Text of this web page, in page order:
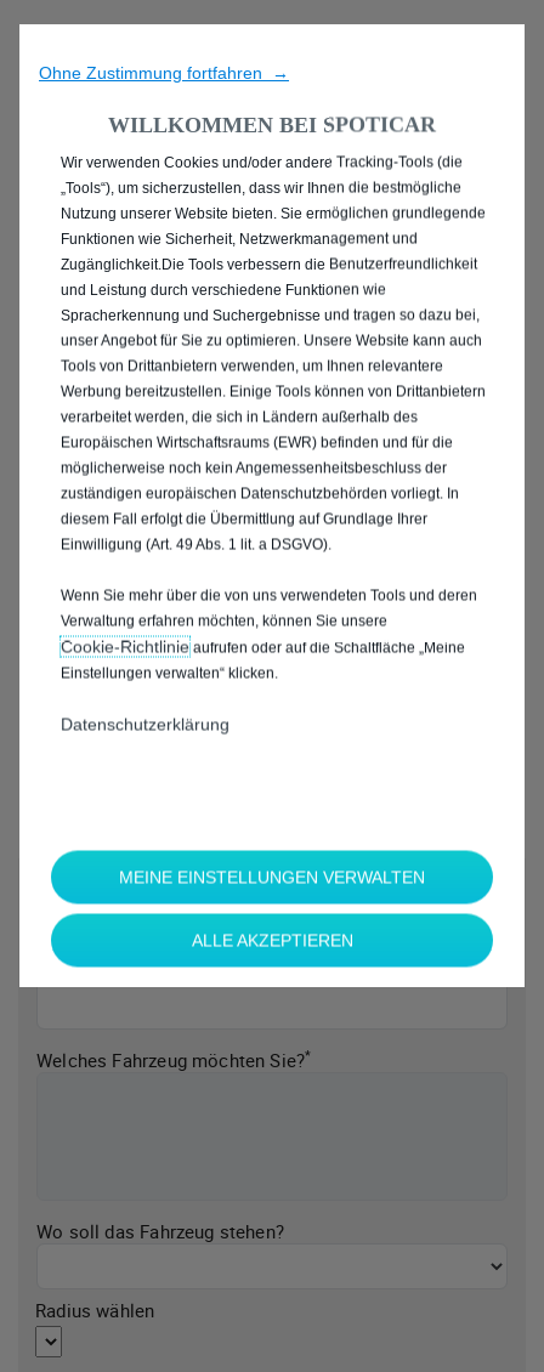
ENTDECKEN SIE ALLE
PEUGEOT 2008 IN
LANGENHAGEN
Welche Marke möchten Sie?*
Welches Fahrzeug möchten Sie?*
Wo soll das Fahrzeug stehen?
Radius wählen
Ohne Zustimmung fortfahren →
WILLKOMMEN BEI SPOTICAR
Wir verwenden Cookies und/oder andere Tracking-Tools (die
„Tools“), um sicherzustellen, dass wir Ihnen die bestmögliche
Nutzung unserer Website bieten. Sie ermöglichen grundlegende
Funktionen wie Sicherheit, Netzwerkmanagement und
Zugänglichkeit.Die Tools verbessern die Benutzerfreundlichkeit
und Leistung durch verschiedene Funktionen wie
Spracherkennung und Suchergebnisse und tragen so dazu bei,
unser Angebot für Sie zu optimieren. Unsere Website kann auch
Tools von Drittanbietern verwenden, um Ihnen relevantere
Werbung bereitzustellen. Einige Tools können von Drittanbietern
verarbeitet werden, die sich in Ländern außerhalb des
Europäischen Wirtschaftsraums (EWR) befinden und für die
möglicherweise noch kein Angemessenheitsbeschluss der
zuständigen europäischen Datenschutzbehörden vorliegt. In
diesem Fall erfolgt die Übermittlung auf Grundlage Ihrer
Einwilligung (Art. 49 Abs. 1 lit. a DSGVO).
Wenn Sie mehr über die von uns verwendeten Tools und deren
Verwaltung erfahren möchten, können Sie unsere
Cookie‑Richtlinieaufrufen oder auf die Schaltfläche „Meine
Einstellungen verwalten“ klicken.
Datenschutzerklärung
MEINE EINSTELLUNGEN VERWALTEN
ALLE AKZEPTIEREN